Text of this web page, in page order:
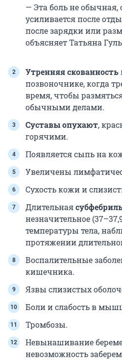
— Эта боль не обычная,
усиливается после
после зарядки или
объясняет Татьяна
Утренняя скованность
позвоночнике, когда
время, чтобы
обычными делами.
Суставы опухают,
горячими.
Появляется сыпь на
Увеличены
Сухость кожи и
Длительная
незначительное
температуры тела,
протяжении
Воспалительные
кишечника.
Язвы слизистых
Боли и слабость в
Тромбозы.
Невынашивание
невозможность